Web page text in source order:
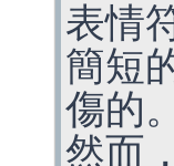
表情
簡短
傷的
然而